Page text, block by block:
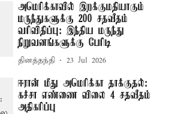
அமெரிக்காவில் இறக்குமதியாகும்
மருந்துகளுக்கு 200 சதவீதம்
வரிவிதிப்பு: இந்திய மருந்து
நிறுவனங்களுக்கு பேரிடி
தினத்தந்தி 23 Jul 2026
ஈரான் மீது அமெரிக்கா தாக்குதல்:
கச்சா எண்ணை விலை 4 சதவீதம்
அதிகரிப்பு